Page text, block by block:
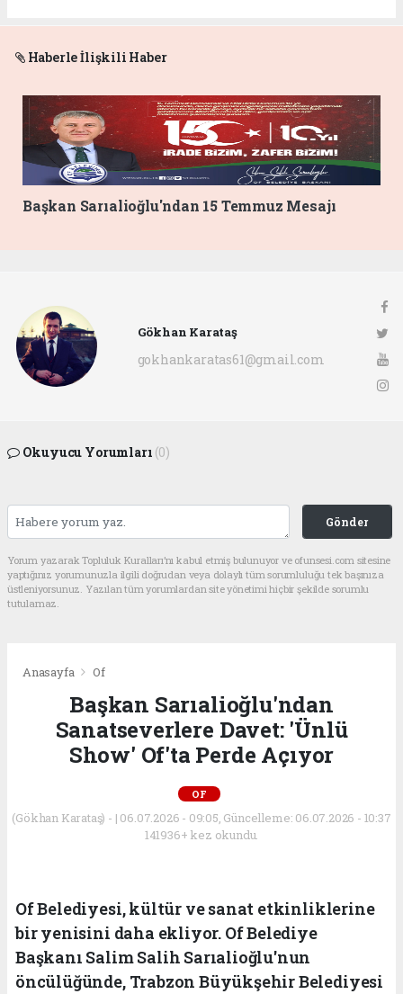
Haberle İlişkili Haber
Başkan Sarıalioğlu'ndan 15 Temmuz Mesajı
Gökhan Karataş
gokhankaratas61@gmail.com
Okuyucu Yorumları (0)
Gönder
Yorum yazarak Topluluk Kuralları’nı kabul etmiş bulunuyor ve ofunsesi.com sitesine
yaptığınız yorumunuzla ilgili doğrudan veya dolaylı tüm sorumluluğu tek başınıza
üstleniyorsunuz. Yazılan tüm yorumlardan site yönetimi hiçbir şekilde sorumlu
tutulamaz.
Anasayfa Of
Başkan Sarıalioğlu'ndan
Sanatseverlere Davet: 'Ünlü
Show' Of'ta Perde Açıyor
OF
(Gökhan Karataş) - | 06.07.2026 - 09:05, Güncelleme: 06.07.2026 - 10:37
141936+ kez okundu.
Of Belediyesi, kültür ve sanat etkinliklerine
bir yenisini daha ekliyor. Of Belediye
Başkanı Salim Salih Sarıalioğlu'nun
öncülüğünde, Trabzon Büyükşehir Belediyesi